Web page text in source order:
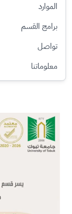
الموارد
برامج القسم
تواصل
معلوماتنا
الصورة